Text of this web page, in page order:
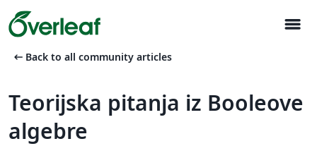
menu
arrow_left_alt Back to all community articles
Teorijska pitanja iz Booleove
algebre